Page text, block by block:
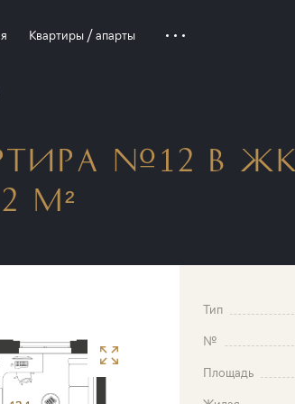
Квартиры / апарты
№12 В ЖК
М²
Тип
№
Площадь